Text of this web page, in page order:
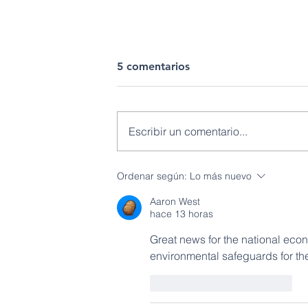
Petroecuador fortalece la
aumento del 17.5% en el
transporte de crudo por el
SOTE durante el primer
semestre de 2026
5 comentarios
Escribir un comentario...
Ordenar según: Lo más nuevo
Aaron West
hace 13 horas
Great news for the national
environmental safeguards for